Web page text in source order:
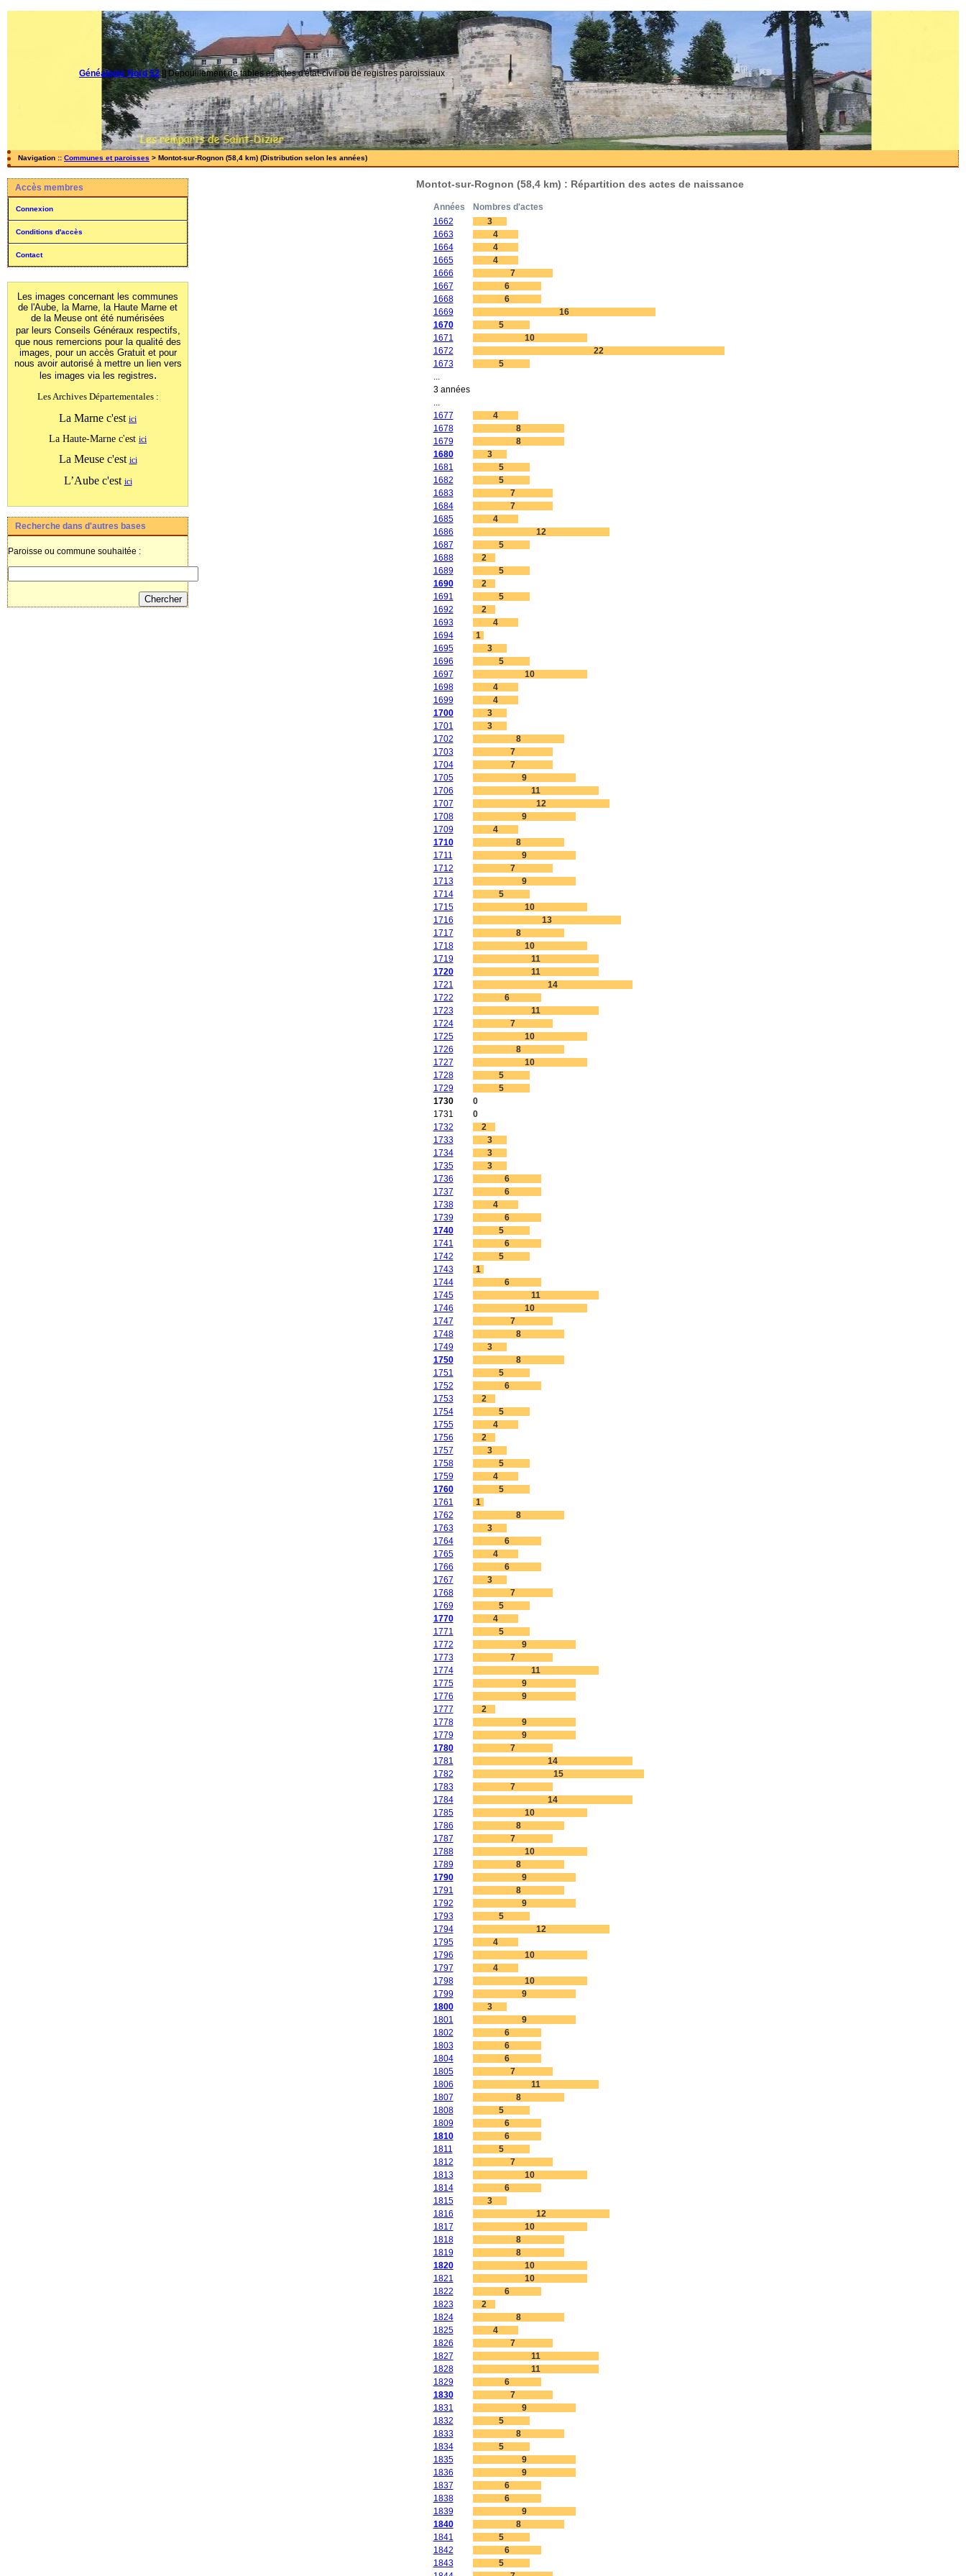
Généalogie Nord 52|| Dépouillement de tables et actes d'état-civil ou de registres paroissiaux
Navigation :: Communes et paroisses > Montot-sur-Rognon (58,4 km) (Distribution selon les années)
Accès membres
Connexion
Conditions d'accès
Contact
Les images concernant les communes
de l'Aube, la Marne, la Haute Marne et
de la Meuse ont été numérisées
par leurs Conseils Généraux respectifs,
que nous remercions pour la qualité des
images, pour un accès Gratuit et pour
nous avoir autorisé à mettre un lien vers
les images via les registres.
Les Archives Départementales :
La Marne c'est ici
La Haute-Marne c'est ici
La Meuse c'est ici
L’Aube c'est ici
Recherche dans d'autres bases
Paroisse ou commune souhaitée :
Montot-sur-Rognon (58,4 km) : Répartition des actes de naissance
Années
Nombres d'actes
1662
3
1663
4
1664
4
1665
4
1666
7
1667
6
1668
6
1669
16
1670
5
1671
10
1672
22
1673
5
3 années
1677
4
1678
8
1679
8
1680
3
1681
5
1682
5
1683
7
1684
7
1685
4
1686
12
1687
5
1688
2
1689
5
1690
2
1691
5
1692
2
1693
4
1694
1
1695
3
1696
5
1697
10
1698
4
1699
4
1700
3
1701
3
1702
8
1703
7
1704
7
1705
9
1706
11
1707
12
1708
9
1709
4
1710
8
1711
9
1712
7
1713
9
1714
5
1715
10
1716
13
1717
8
1718
10
1719
11
1720
11
1721
14
1722
6
1723
11
1724
7
1725
10
1726
8
1727
10
1728
5
1729
5
1730
0
1731
0
1732
2
1733
3
1734
3
1735
3
1736
6
1737
6
1738
4
1739
6
1740
5
1741
6
1742
5
1743
1
1744
6
1745
11
1746
10
1747
7
1748
8
1749
3
1750
8
1751
5
1752
6
1753
2
1754
5
1755
4
1756
2
1757
3
1758
5
1759
4
1760
5
1761
1
1762
8
1763
3
1764
6
1765
4
1766
6
1767
3
1768
7
1769
5
1770
4
1771
5
1772
9
1773
7
1774
11
1775
9
1776
9
1777
2
1778
9
1779
9
1780
7
1781
14
1782
15
1783
7
1784
14
1785
10
1786
8
1787
7
1788
10
1789
8
1790
9
1791
8
1792
9
1793
5
1794
12
1795
4
1796
10
1797
4
1798
10
1799
9
1800
3
1801
9
1802
6
1803
6
1804
6
1805
7
1806
11
1807
8
1808
5
1809
6
1810
6
1811
5
1812
7
1813
10
1814
6
1815
3
1816
12
1817
10
1818
8
1819
8
1820
10
1821
10
1822
6
1823
2
1824
8
1825
4
1826
7
1827
11
1828
11
1829
6
1830
7
1831
9
1832
5
1833
8
1834
5
1835
9
1836
9
1837
6
1838
6
1839
9
1840
8
1841
5
1842
6
1843
5